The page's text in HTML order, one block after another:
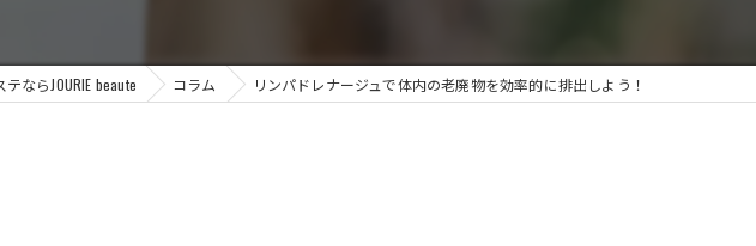
小顔
ならJOURIE beaute コラム リンパドレナージュで体内の老廃物を効率的に排出しよう！